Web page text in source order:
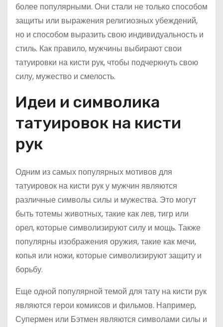
более популярными. Они стали не только способом
защиты или выражения религиозных убеждений,
но и способом выразить свою индивидуальность и
стиль. Как правило, мужчины выбирают свои
татуировки на кисти рук, чтобы подчеркнуть свою
силу, мужество и смелость.
Идеи и символика
татуировок на кисти
рук
Одним из самых популярных мотивов для
татуировок на кисти рук у мужчин являются
различные символы силы и мужества. Это могут
быть тотемы животных, такие как лев, тигр или
орел, которые символизируют силу и мощь. Также
популярны изображения оружия, такие как мечи,
копья или ножи, которые символизируют защиту и
борьбу.
Еще одной популярной темой для тату на кисти рук
являются герои комиксов и фильмов. Например,
Супермен или Бэтмен являются символами силы и